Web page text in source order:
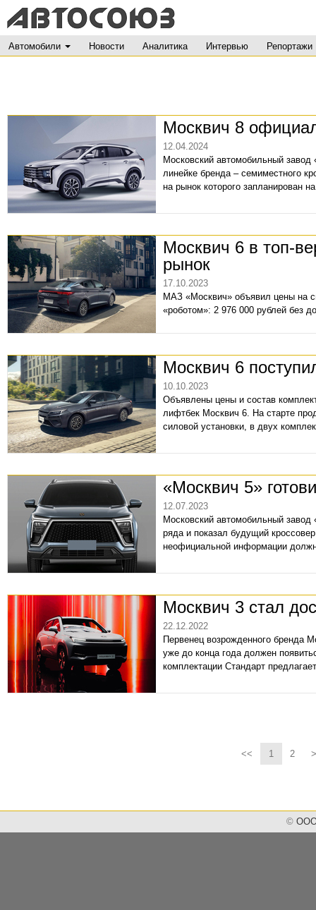
Автомобили Новости Аналитика Интервью Репортажи
Москвич 8
12.04.2024
Московский автомобильный
линейке бренда – семиместного
на рынок которого запланирован
Москвич 6 в топ-
рынок
17.10.2023
МАЗ «Москвич» объявил цены на
«роботом»: 2 976 000 рублей без
Москвич 6
10.10.2023
Объявлены цены и состав
лифтбек Москвич 6. На старте
силовой установки, в двух
«Москвич 5»
12.07.2023
Московский автомобильный
ряда и показал будущий
неофициальной информации
Москвич 3 стал
22.12.2022
Первенец возрожденного бренда
уже до конца года должен
комплектации Стандарт
<< 1 2
© ООО